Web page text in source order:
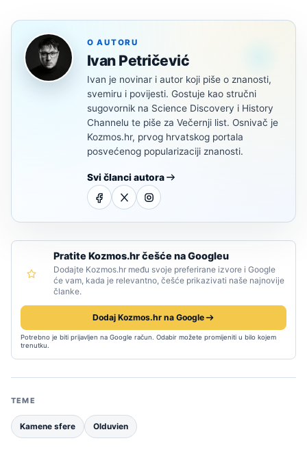
O AUTORU
Ivan Petričević
Ivan je novinar i autor koji piše o znanosti,
svemiru i povijesti. Gostuje kao stručni
sugovornik na Science Discovery i History
Channelu te piše za Večernji list. Osnivač je
Kozmos.hr, prvog hrvatskog portala
posvećenog popularizaciji znanosti.
Svi članci autora
Pratite Kozmos.hr češće na Googleu
Dodajte Kozmos.hr među svoje preferirane izvore i Google
će vam, kada je relevantno, češće prikazivati naše najnovije
članke.
Dodaj Kozmos.hr na Google
Potrebno je biti prijavljen na Google račun. Odabir možete promijeniti u bilo kojem
trenutku.
TEME
Kamene sfere Olduvien